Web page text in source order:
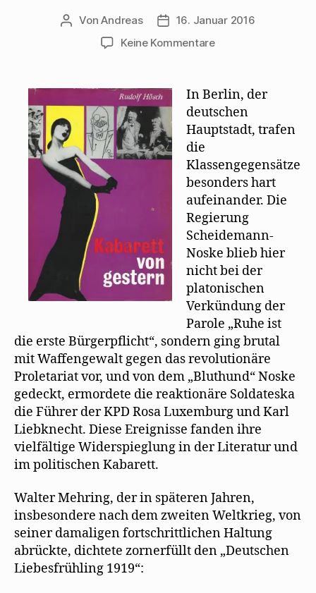
Beitragsautor
VonAndreas Beitragsdatum
16. Januar 2016
Keine Kommentarezu
Walter
Mehrings
von
Rudolf
In Berlin, der
deutschen
Hauptstadt, trafen
die
Klassengegensätze
besonders hart
aufeinander. Die
Regierung
Scheidemann-
Noske blieb hier
nicht bei der
platonischen
Verkündung der
Parole „Ruhe ist
die erste Bürgerpﬂicht“, sondern ging brutal
mit Waffengewalt gegen das revolutionäre
Proletariat vor, und von dem „Bluthund“ Noske
gedeckt, ermordete die reaktionäre Soldateska
die Führer der KPD Rosa Luxemburg und Karl
Liebknecht. Diese Ereignisse fanden ihre
vielfältige Widerspieglung in der Literatur und
im politischen Kabarett.
Walter Mehring, der in späteren Jahren,
insbesondere nach dem zweiten Weltkrieg, von
seiner damaligen fortschrittlichen Haltung
abrückte, dichtete zornerfüllt den „Deutschen
Liebesfrühling 1919“: